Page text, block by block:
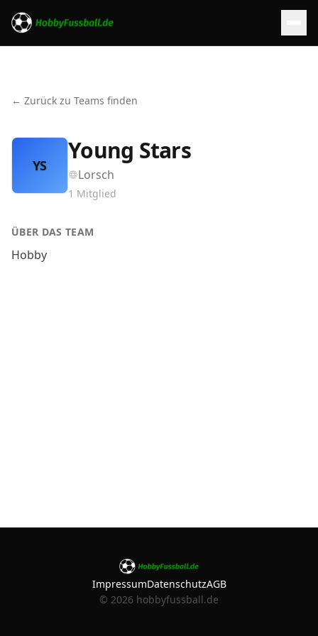
← Zurück zu Teams finden
YS
Young Stars
Lorsch
1 Mitglied
ÜBER DAS TEAM
Hobby
ImpressumDatenschutzAGB
© 2026 hobbyfussball.de